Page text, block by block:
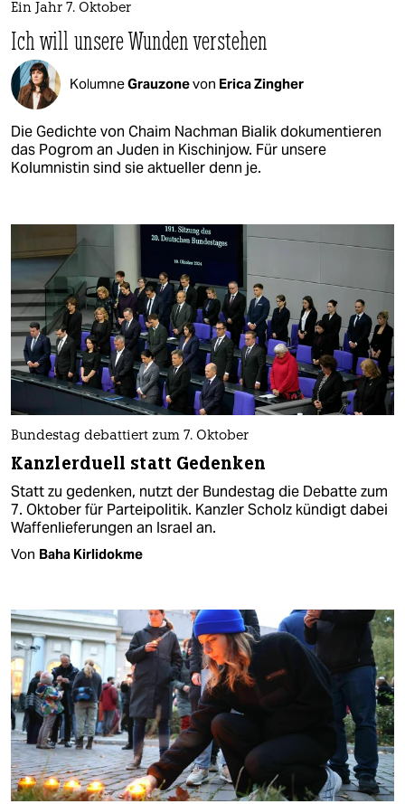
Ein Jahr 7. Oktober
Ich will unsere Wunden verstehen
KolumneGrauzonevon Erica Zingher
Die Gedichte von Chaim Nachman Bialik dokumentieren
das Pogrom an Juden in Kischinjow. Für unsere
Kolumnistin sind sie aktueller denn je.
Bundestag debattiert zum 7. Oktober
Kanzlerduell statt Gedenken
Statt zu gedenken, nutzt der Bundestag die Debatte zum
7. Oktober für Parteipolitik. Kanzler Scholz kündigt dabei
Waffenlieferungen an Israel an.
Von Baha Kirlidokme